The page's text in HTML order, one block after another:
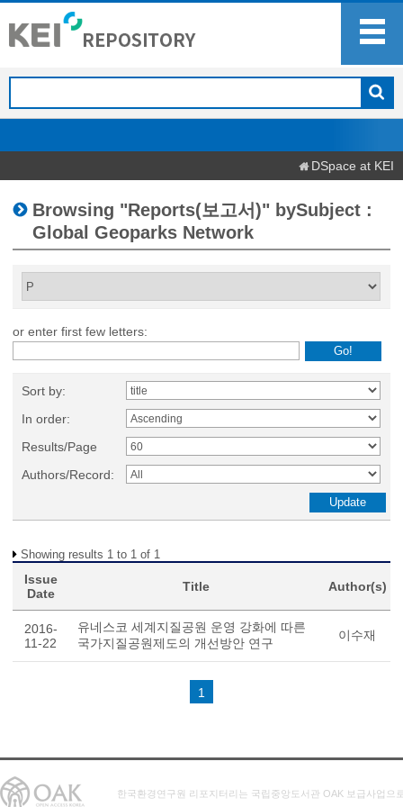
DSpace at KEI
Browsing "Reports(보고서)" bySubject :
Global Geoparks Network
or enter first few letters:
Sort by:
In order:
Results/Page
Authors/Record:
Showing results 1 to 1 of 1
Issue
Date
Title Author(s)
2016-
11-22
유네스코 세계지질공원 운영 강화에 따른
국가지질공원제도의 개선방안 연구
이수재
1
한국환경연구원 리포지터리는 국립중앙도서관 OAK 보급사업